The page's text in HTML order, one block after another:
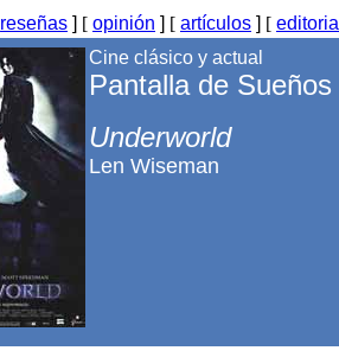
reseñas ] [ opinión ] [ artículos ] [ editorial
Cine clásico y actual
Pantalla de Sueños
Underworld
Len Wiseman